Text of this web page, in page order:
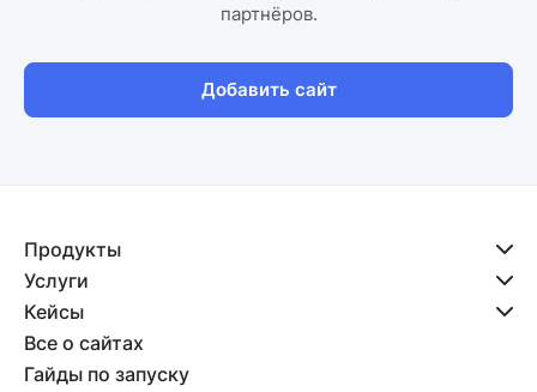
партнёров.
Добавить сайт
Продукты
Услуги
Кейсы
Все о сайтах
Гайды по запуску